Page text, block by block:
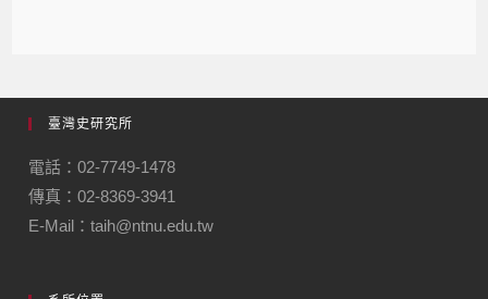
臺灣史研究所
電話：02-7749-1478
傳真：02-8369-3941
E-Mail：taih@ntnu.edu.tw